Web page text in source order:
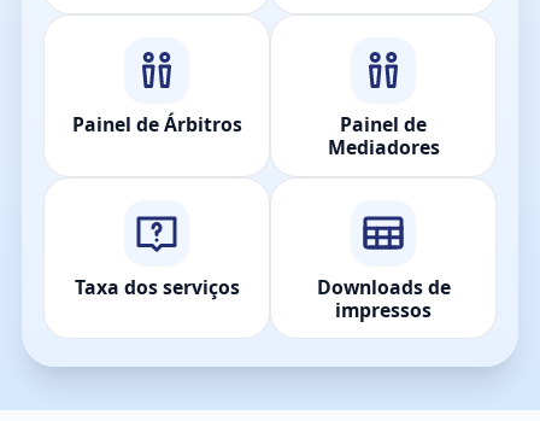
Painel de Árbitros
Painel de
Mediadores
Taxa dos serviços
Downloads de
impressos